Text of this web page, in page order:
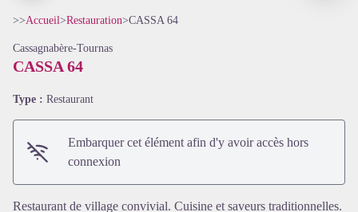
>>Accueil>Restauration>CASSA 64
Cassagnabère-Tournas
CASSA 64
Type : Restaurant
Embarquer cet élément afin d'y avoir accès hors
connexion
Restaurant de village convivial. Cuisine et saveurs traditionnelles.